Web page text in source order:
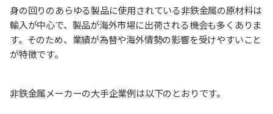
身の回りのあらゆる製品に使用されている非鉄金属の原材料は
輸入が中心で、製品が海外市場に出荷される機会も多くありま
す。そのため、業績が為替や海外情勢の影響を受けやすいこと
が特徴です。
非鉄金属メーカーの大手企業例は以下のとおりです。